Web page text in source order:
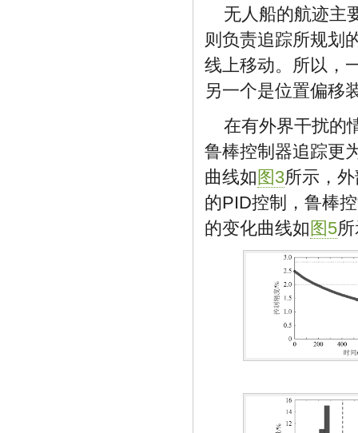
无人船的航迹主
则负责追踪所规划
线上移动。所以，
另一个是位置偏移
在有外界干扰的
鲁棒控制器追踪更
曲线如 图3所示，
的PID控制，鲁棒
的变化曲线如 图5